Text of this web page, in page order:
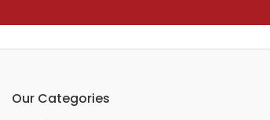
Our Categories